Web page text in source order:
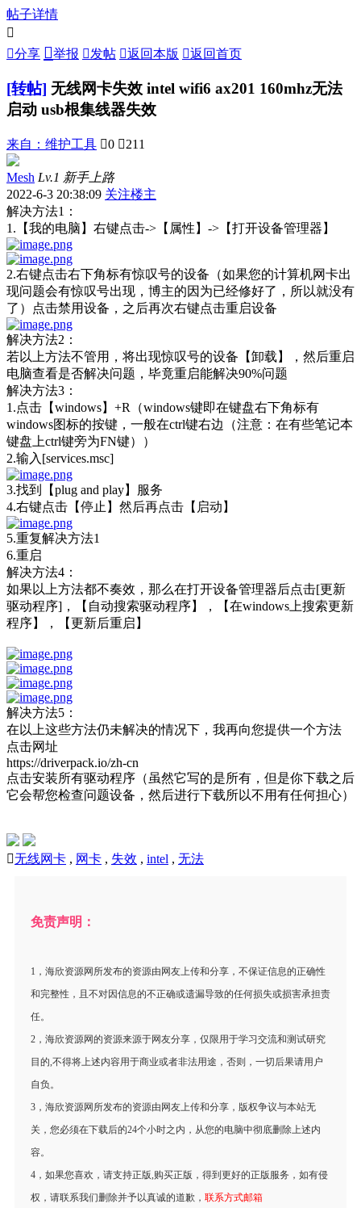
帖子详情

分享 举报 发帖 返回本版 返回首页
[转帖] 无线网卡失效 intel wifi6 ax201 160mhz无法
启动 usb根集线器失效
来自： 维护工具 0 211
Mesh Lv.1 新手上路
2022-6-3 20:38:09 关注楼主
解决方法1：
1.【我的电脑】右键点击->【属性】->【打开设备管理器】
2.右键点击右下角标有惊叹号的设备（如果您的计算机网卡出
现问题会有惊叹号出现，博主的因为已经修好了，所以就没有
了）点击禁用设备，之后再次右键点击重启设备
解决方法2：
若以上方法不管用，将出现惊叹号的设备【卸载】，然后重启
电脑查看是否解决问题，毕竟重启能解决90%问题
解决方法3：
1.点击【windows】+R（windows键即在键盘右下角标有
windows图标的按键，一般在ctrl键右边（注意：在有些笔记本
键盘上ctrl键旁为FN键））
2.输入[services.msc]
3.找到【plug and play】服务
4.右键点击【停止】然后再点击【启动】
5.重复解决方法1
6.重启
解决方法4：
如果以上方法都不奏效，那么在打开设备管理器后点击[更新
驱动程序]，【自动搜索驱动程序】，【在windows上搜索更新
程序】，【更新后重启】
解决方法5：
在以上这些方法仍未解决的情况下，我再向您提供一个方法
点击网址
https://driverpack.io/zh-cn
点击安装所有驱动程序（虽然它写的是所有，但是你下载之后
它会帮您检查问题设备，然后进行下载所以不用有任何担心）
无线网卡 , 网卡 , 失效 , intel , 无法
免责声明：
1，海欣资源网所发布的资源由网友上传和分享，不保证信息的正确性
和完整性，且不对因信息的不正确或遗漏导致的任何损失或损害承担责
任。
2，海欣资源网的资源来源于网友分享，仅限用于学习交流和测试研究
目的,不得将上述内容用于商业或者非法用途，否则，一切后果请用户
自负。
3，海欣资源网所发布的资源由网友上传和分享，版权争议与本站无
关，您必须在下载后的24个小时之内，从您的电脑中彻底删除上述内
容。
4，如果您喜欢，请支持正版,购买正版，得到更好的正版服务，如有侵
权，请联系我们删除并予以真诚的道歉， 联系方式邮箱